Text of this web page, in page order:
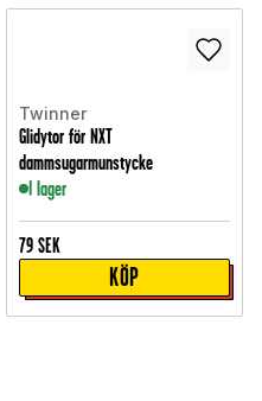
Twinner
Glidytor för NXT
dammsugarmunstycke
I lager
79 SEK
KÖP